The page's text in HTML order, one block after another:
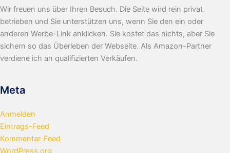
Wir freuen uns über Ihren Besuch. Die Seite wird rein privat
betrieben und Sie unterstützen uns, wenn Sie den ein oder
anderen Werbe-Link anklicken. Sie kostet das nichts, aber Sie
sichern so das Überleben der Webseite. Als Amazon-Partner
verdiene ich an qualifizierten Verkäufen.
Meta
Anmelden
Eintrags-Feed
Kommentar-Feed
WordPress.org